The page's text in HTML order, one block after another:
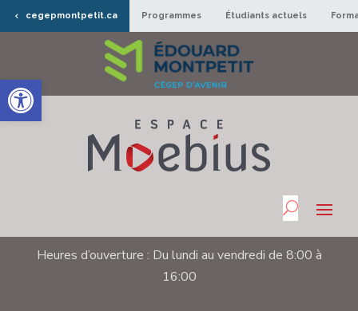
Ouvrir la barre d’outils
cegepmontpetit.ca Programmes Étudiants actuels
Heures d’ouverture : Du lundi au vendredi de 8:00 à
16:00